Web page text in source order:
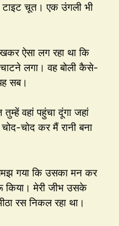
टाइट चूत। एक उंगली भी
ऐसा लग रहा था कि
लगा। वह बोली कैसे-
सब।
वहां पहुंचा दूंगा जहां
चोद कर मैं रानी बना
गया कि उसका मन कर
किया। मेरी जीभ उसके
रस निकल रहा था।